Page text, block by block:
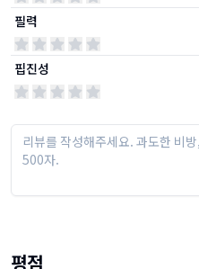
필력
핍진성
평점